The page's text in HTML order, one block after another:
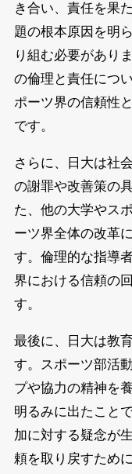
き合い、責任を果
題の根本原因を明
り組む必要があり
の倫理と責任につ
ポーツ界の信頼性
です。
さらに、日大は社
の謝罪や改善策の
た、他の大学やス
ーツ界全体の改革
す。倫理的な指導
界における信頼の
す。
最後に、日大は教
す。スポーツ部活
プや協力の精神を
明るみに出たこと
加に対する疑念が
頼を取り戻すため